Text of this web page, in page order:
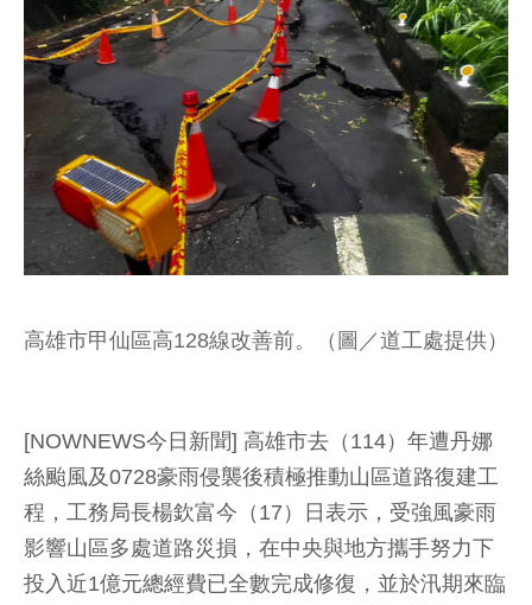
高雄市甲仙區高128線改善前。（圖／道工處提供）
[NOWNEWS今日新聞] 高雄市去（114）年遭丹娜
絲颱風及0728豪雨侵襲後積極推動山區道路復建工
程，工務局長楊欽富今（17）日表示，受強風豪雨
影響山區多處道路災損，在中央與地方攜手努力下
投入近1億元總經費已全數完成修復，並於汛期來臨